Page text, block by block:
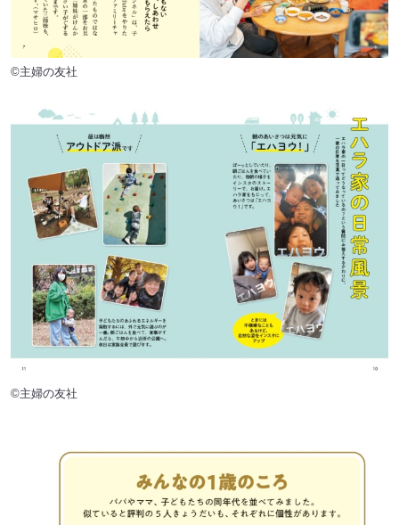
©主婦の友社
©主婦の友社